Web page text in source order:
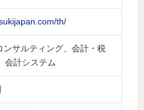
th/
ンサルティング、会計・税
会計システム